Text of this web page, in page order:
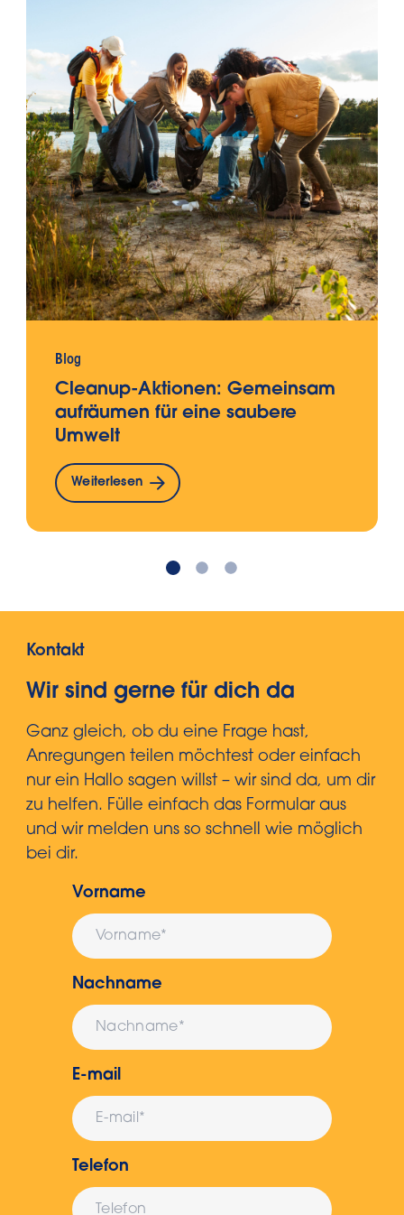
Blog
Cleanup-Aktionen: Gemeinsam
aufräumen für eine saubere
Umwelt
Weiterlesen
Kontakt
Wir sind gerne für dich da
Ganz gleich, ob du eine Frage hast,
Anregungen teilen möchtest oder einfach
nur ein Hallo sagen willst – wir sind da, um dir
zu helfen. Fülle einfach das Formular aus
und wir melden uns so schnell wie möglich
bei dir.
Vorname
Nachname
E-mail
Telefon